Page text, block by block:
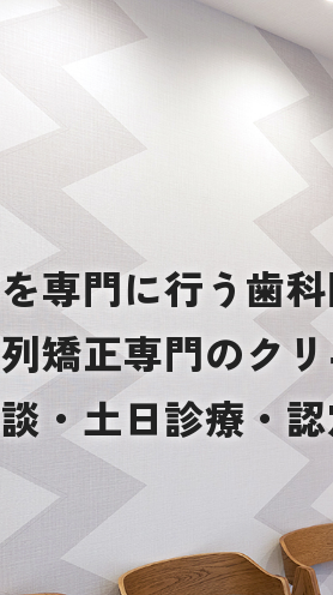
専門に行う歯
矯正専門のク
・土日診療・